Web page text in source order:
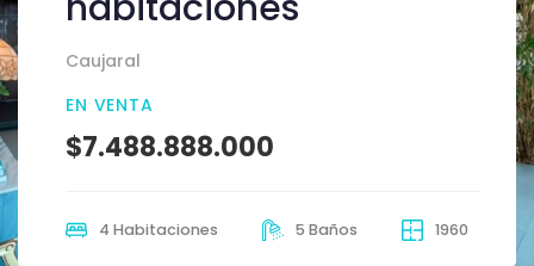
Caujaral
EN VENTA
$7.488.888.000
4 Habitaciones 5 Baños 1960